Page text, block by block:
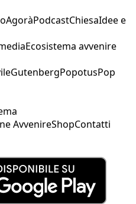
AgoràPodcastChiesaIdee e
Ecosistema avvenire
GutenbergPopotusPop
AvvenireShopContatti